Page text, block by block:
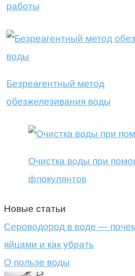
работы
Безреагентный метод
обезжелезивания воды
Очистка воды при
флокулянтов
Новые статьи
Сероводород в воде —
яйцами и как убрать
О пользе воды